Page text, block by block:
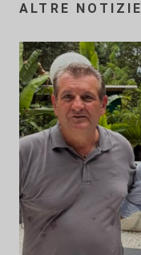
ALTRE NOTIZIE